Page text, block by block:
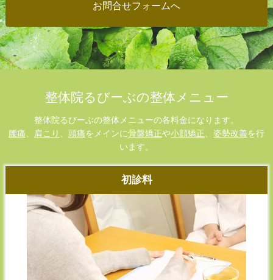
お問合せフォームへ
整体院るびーぶの整体メニュー
整体院るびーぶの整体メニューの各料金になります。
腰痛
肩こり 頭痛をメインに骨盤矯正や小顔矯正 姿勢改善を行
います。
初診料